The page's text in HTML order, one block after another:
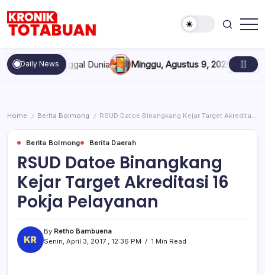
content
Totabuan
hari
ini
Kronik
Daily News
Meninggal Dunia Minggu, Agustus 9, 2026 , 11:40 AM
Home / Berita Bolmong / RSUD Datoe Binangkang Kejar Target Akreditasi 16 Pokja Pelayanan
Berita Bolmong Berita Daerah
RSUD Datoe Binangkang
Kejar Target Akreditasi 16
Pokja Pelayanan
By Retho Bambuena
Senin, April 3, 2017 , 12:36 PM
1 Min Read